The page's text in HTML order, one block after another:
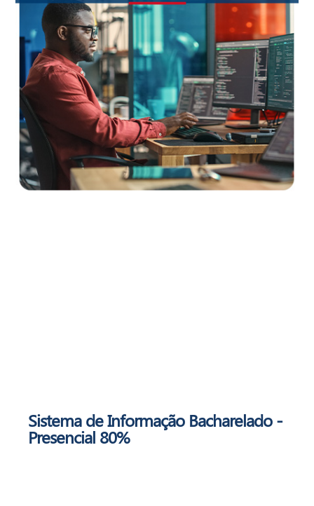
Sistema de Informação Bacharelado -
Presencial 80%